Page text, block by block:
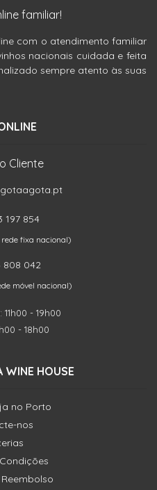
familiar!
com o atendimento familiar
nacionais cuidada e feita
sempre atento às suas
Cliente
197 854
fixa nacional)
808 042
móvel nacional)
- 19h00
- 18h00
WINE HOUSE
no Porto
nos